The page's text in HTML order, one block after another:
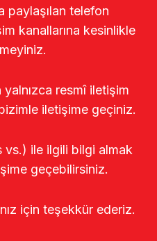
paylaşılan telefon
kanallarına kesinlikle
resmî iletişim
iletişime geçiniz.
vs.) ile ilgili bilgi almak
geçebilirsiniz.
için teşekkür ederiz.